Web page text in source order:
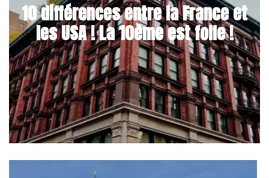
10 différences entre la France et
les USA ! La 10ème est folle !